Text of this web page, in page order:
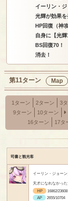
イーリン・
光輝が効果
HP回復（神
自身に【光輝
BS回復70！
消去！
第11ターン Map
1ターン 2ターン 3
9ターン
10ターン
16ターン
17タ
司書と観光客
イーリン・ジョーン
天才になれなかっ
HP
16862/23608
AP
2655/10704